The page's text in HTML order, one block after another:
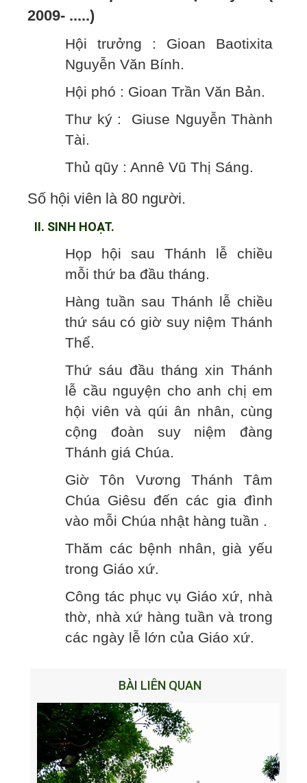
2009- .....)
Hội trưởng : Gioan Baotixita
Nguyễn Văn Bính.
Hội phó : Gioan Trần Văn Bản.
Thư ký : Giuse Nguyễn Thành
Tài.
Thủ qũy : Annê Vũ Thị Sáng.
Số hội viên là 80 người.
II. SINH HOẠT.
Họp hội sau Thánh lễ chiều
mỗi thứ ba đầu tháng.
Hàng tuần sau Thánh lễ chiều
thứ sáu có giờ suy niệm Thánh
Thể.
Thứ sáu đầu tháng xin Thánh
lễ cầu nguyện cho anh chị em
hội viên và qúi ân nhân, cùng
cộng đoàn suy niệm đàng
Thánh giá Chúa.
Giờ Tôn Vương Thánh Tâm
Chúa Giêsu đến các gia đình
vào mỗi Chúa nhật hàng tuần .
Thăm các bệnh nhân, già yếu
trong Giáo xứ.
Công tác phục vụ Giáo xứ, nhà
thờ, nhà xứ hàng tuần và trong
các ngày lễ lớn của Giáo xứ.
BÀI LIÊN QUAN